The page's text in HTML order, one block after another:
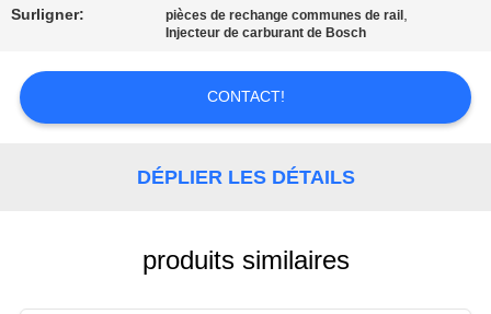
QUALITÉ
NOUS
CONTACTER
Surligner: pièces de rechange communes de rail ,
Injecteur de carburant de Bosch
CONTACT!
DÉPLIER LES DÉTAILS
produits similaires